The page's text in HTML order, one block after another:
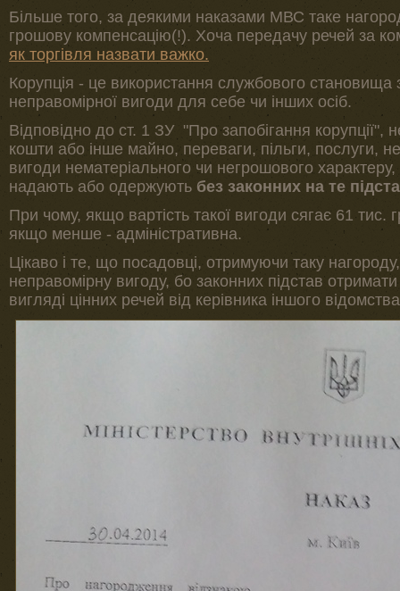
Більше того, за деякими наказами МВС таке
грошову компенсацію(!). Хоча передачу речей за
як торгівля назвати важко.
Корупція - це використання службового
неправомірної вигоди для себе чи інших осіб.
Відповідно до ст. 1 ЗУ "Про запобігання корупції",
кошти або інше майно, переваги, пільги, послуги,
вигоди нематеріального чи негрошового
надають або одержують без законних на те
При чому, якщо вартість такої вигоди сягає 61 тис.
якщо менше - адміністративна.
Цікаво і те, що посадовці, отримуючи таку
неправомірну вигоду, бо законних підстав
вигляді цінних речей від керівника іншого